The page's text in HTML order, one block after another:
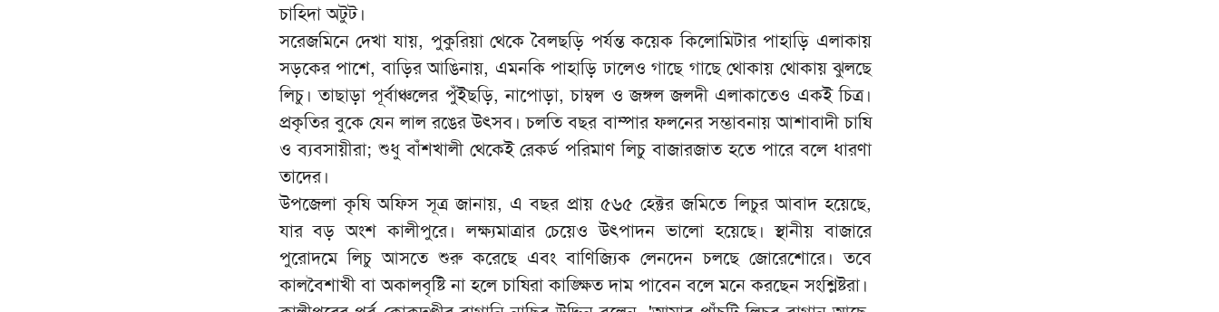
চাহিদা অটুট।
সরেজমিনে দেখা যায়, পুকুরিয়া থেকে বৈলছড়ি পর্যন্ত কয়েক কিলোমিটার পাহাড়ি এলাকায়
সড়কের পাশে, বাড়ির আঙিনায়, এমনকি পাহাড়ি ঢালেও গাছে গাছে থোকায় থোকায় ঝুলছে
লিচু। তাছাড়া পূর্বাঞ্চলের পুঁইছড়ি, নাপোড়া, চাম্বল ও জঙ্গল জলদী এলাকাতেও একই চিত্র।
প্রকৃতির বুকে যেন লাল রঙের উৎসব। চলতি বছর বাম্পার ফলনের সম্ভাবনায় আশাবাদী চাষি
ও ব্যবসায়ীরা; শুধু বাঁশখালী থেকেই রেকর্ড পরিমাণ লিচু বাজারজাত হতে পারে বলে ধারণা
তাদের।
উপজেলা কৃষি অফিস সূত্র জানায়, এ বছর প্রায় ৫৬৫ হেক্টর জমিতে লিচুর আবাদ হয়েছে,
যার বড় অংশ কালীপুরে। লক্ষ্যমাত্রার চেয়েও উৎপাদন ভালো হয়েছে। স্থানীয় বাজারে
পুরোদমে লিচু আসতে শুরু করেছে এবং বাণিজ্যিক লেনদেন চলছে জোরেশোরে। তবে
কালবৈশাখী বা অকালবৃষ্টি না হলে চাষিরা কাঙ্ক্ষিত দাম পাবেন বলে মনে করছেন সংশ্লিষ্টরা।